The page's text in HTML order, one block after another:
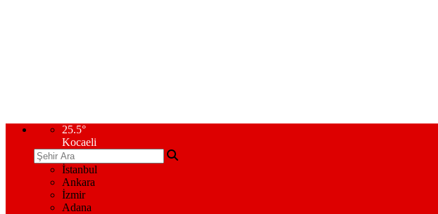
25.5°
Kocaeli
İstanbul
Ankara
İzmir
Adana